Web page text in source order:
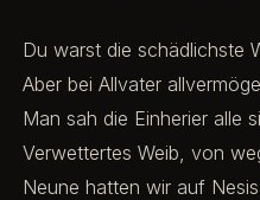
Du warst die schädlichste
Aber bei Allvater
Man sah die Einherier alle
Verwettertes Weib, von
Neune hatten wir auf